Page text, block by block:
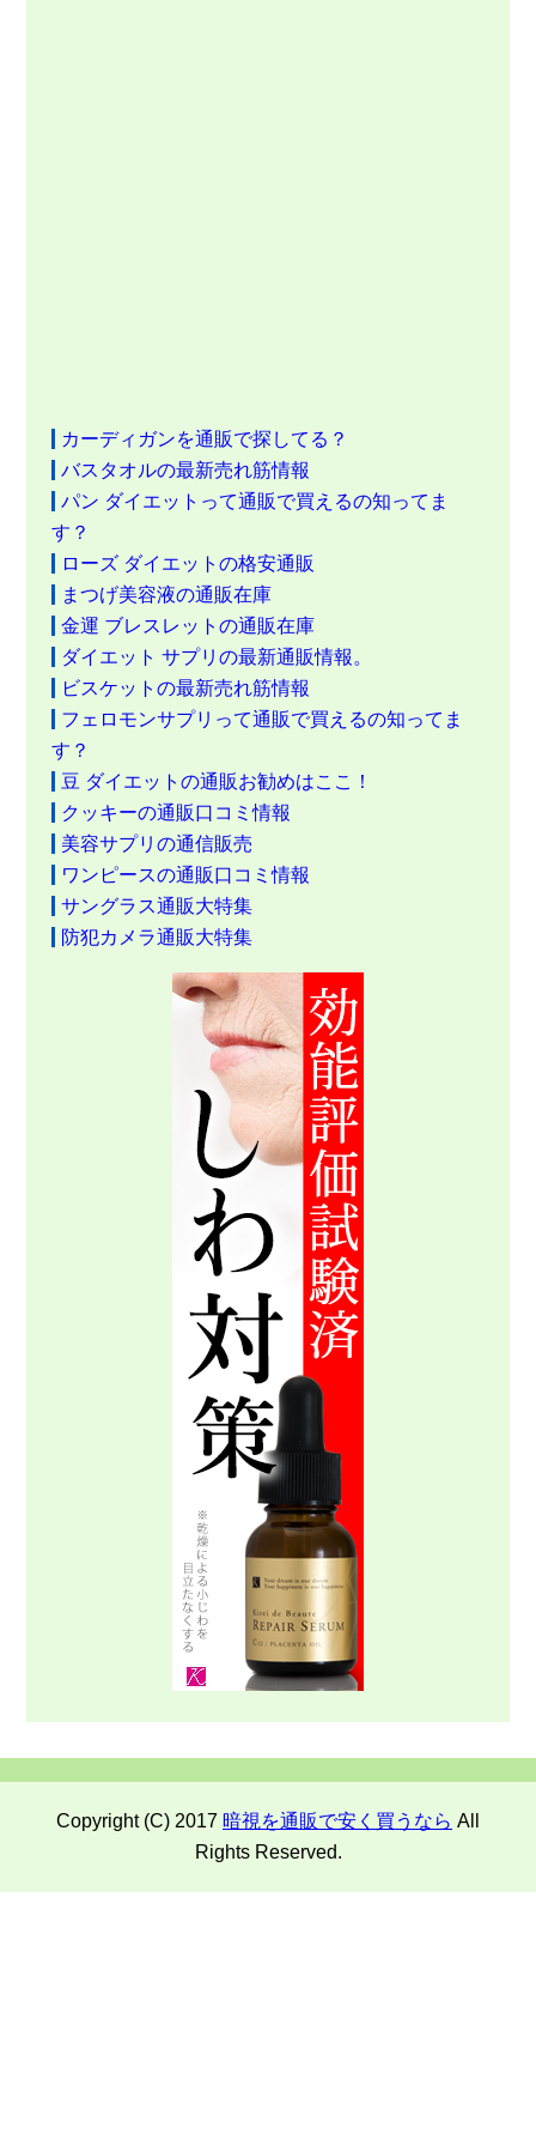
カーディガンを通販で探してる？
バスタオルの最新売れ筋情報
パン ダイエットって通販で買えるの知ってま
す？
ローズ ダイエットの格安通販
まつげ美容液の通販在庫
金運 ブレスレットの通販在庫
ダイエット サプリの最新通販情報。
ビスケットの最新売れ筋情報
フェロモンサプリって通販で買えるの知ってま
す？
豆 ダイエットの通販お勧めはここ！
クッキーの通販口コミ情報
美容サプリの通信販売
ワンピースの通販口コミ情報
サングラス通販大特集
防犯カメラ通販大特集
Copyright (C) 2017 暗視を通販で安く買うなら All
Rights Reserved.